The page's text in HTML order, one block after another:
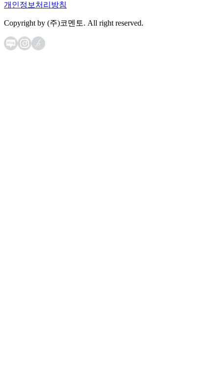
개인정보처리방침
Copyright by (주)코멘토. All right reserved.